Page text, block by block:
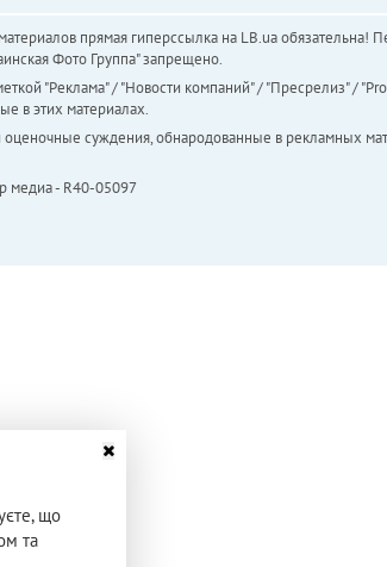
прямая гиперссылка на LB.ua
Фото Группа" запрещено.
"Реклама" / "Новости компаний" / "Пресрелиз" /
в этих материалах.
оценочные суждения, обнародованные в рекламных
медиа - R40-05097
що
та